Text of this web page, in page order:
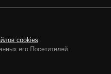
cookies
его Посетителей.